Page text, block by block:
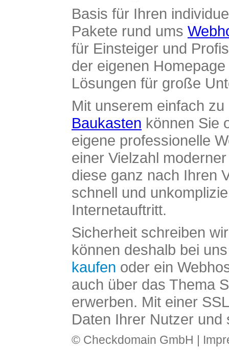
Basis für Ihren
Pakete rund ums
für Einsteiger und
der eigenen
Lösungen für große
Mit unserem einfach
Baukasten können Sie
eigene professionelle
einer Vielzahl
diese ganz nach Ihren
schnell und
Internetauftritt.
Sicherheit schreiben
können deshalb bei
kaufen oder ein
auch über das Thema
erwerben. Mit einer
Daten Ihrer Nutzer und
© Checkdomain GmbH |